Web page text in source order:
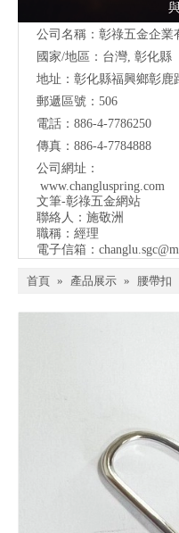
公司名稱：彰祿五金企業
國家/地區：台灣, 彰化縣
地址：彰化縣福興鄉彰鹿
郵遞區號：506
電話：886-4-7786250
傳真：886-4-7784888
公司網址：
www.changluspring.com
文筆-彰祿五金網站
聯絡人：施敬洲
職稱：經理
電子信箱：
首頁 » 產品展示 » 腰帶扣